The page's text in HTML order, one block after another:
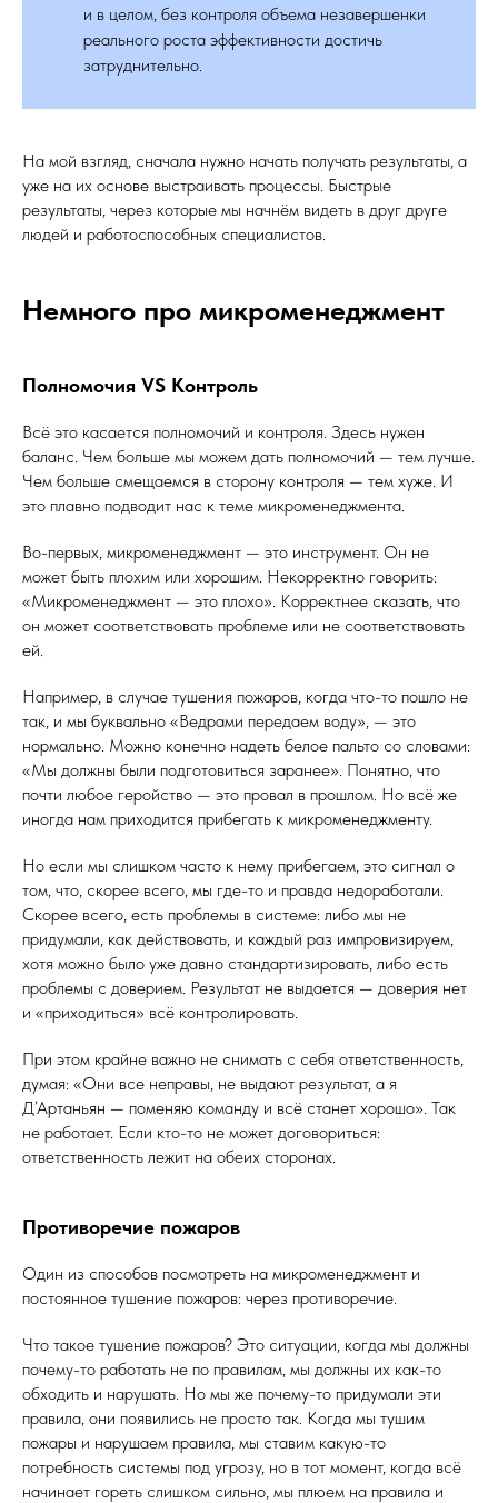
и в целом, без контроля объема незавершенки
реального роста эффективности достичь
затруднительно.
На мой взгляд, сначала нужно начать получать результаты, а
уже на их основе выстраивать процессы. Быстрые
результаты, через которые мы начнём видеть в друг друге
людей и работоспособных специалистов.
Немного про микроменеджмент
Полномочия VS Контроль
Всё это касается полномочий и контроля. Здесь нужен
баланс. Чем больше мы можем дать полномочий — тем лучше.
Чем больше смещаемся в сторону контроля — тем хуже. И
это плавно подводит нас к теме микроменеджмента.
Во-первых, микроменеджмент — это инструмент. Он не
может быть плохим или хорошим. Некорректно говорить:
«Микроменеджмент — это плохо». Корректнее сказать, что
он может соответствовать проблеме или не соответствовать
ей.
Например, в случае тушения пожаров, когда что-то пошло не
так, и мы буквально «Ведрами передаем воду», — это
нормально. Можно конечно надеть белое пальто со словами:
«Мы должны были подготовиться заранее». Понятно, что
почти любое геройство — это провал в прошлом. Но всё же
иногда нам приходится прибегать к микроменеджменту.
Но если мы слишком часто к нему прибегаем, это сигнал о
том, что, скорее всего, мы где-то и правда недоработали.
Скорее всего, есть проблемы в системе: либо мы не
придумали, как действовать, и каждый раз импровизируем,
хотя можно было уже давно стандартизировать, либо есть
проблемы с доверием. Результат не выдается — доверия нет
и «приходиться» всё контролировать.
При этом крайне важно не снимать с себя ответственность,
думая: «Они все неправы, не выдают результат, а я
Д’Артаньян — поменяю команду и всё станет хорошо». Так
не работает. Если кто-то не может договориться:
ответственность лежит на обеих сторонах.
Противоречие пожаров
Один из способов посмотреть на микроменеджмент и
постоянное тушение пожаров: через противоречие.
Что такое тушение пожаров? Это ситуации, когда мы должны
почему-то работать не по правилам, мы должны их как-то
обходить и нарушать. Но мы же почему-то придумали эти
правила, они появились не просто так. Когда мы тушим
пожары и нарушаем правила, мы ставим какую-то
потребность системы под угрозу, но в тот момент, когда всё
начинает гореть слишком сильно, мы плюем на правила и